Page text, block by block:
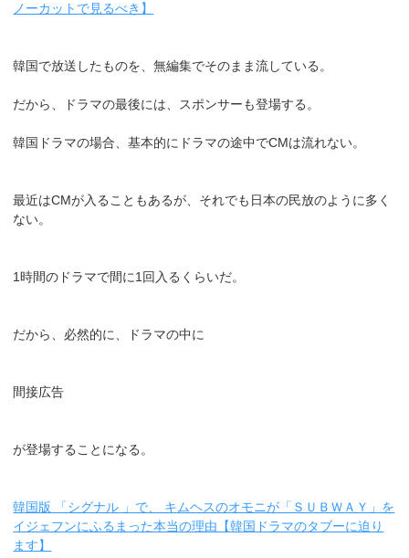
ノーカットで見るべき】
韓国で放送したものを、無編集でそのまま流している。
だから、ドラマの最後には、スポンサーも登場する。
韓国ドラマの場合、基本的にドラマの途中でCMは流れない。
最近はCMが入ることもあるが、それでも日本の民放のように多く
ない。
1時間のドラマで間に1回入るくらいだ。
だから、必然的に、ドラマの中に
間接広告
が登場することになる。
韓国版 「シグナル 」で、 キムヘスのオモニが「ＳＵＢＷＡＹ」を
イジェフンにふるまった本当の理由【韓国ドラマのタブーに迫り
ます】